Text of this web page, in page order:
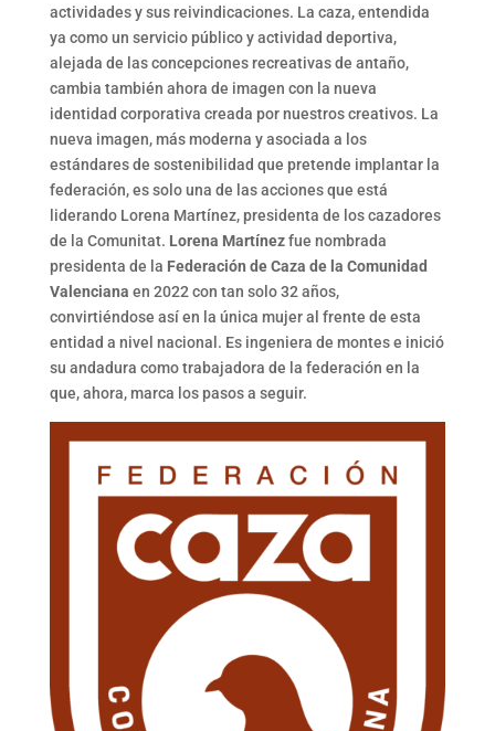
actividades y sus reivindicaciones. La caza, entendida
ya como un servicio público y actividad deportiva,
alejada de las concepciones recreativas de antaño,
cambia también ahora de imagen con la nueva
identidad corporativa creada por nuestros creativos. La
nueva imagen, más moderna y asociada a los
estándares de sostenibilidad que pretende implantar la
federación, es solo una de las acciones que está
liderando Lorena Martínez, presidenta de los cazadores
de la Comunitat. Lorena Martínezfue nombrada
presidenta de la Federación de Caza de la Comunidad
Valenciana en 2022 con tan solo 32 años,
convirtiéndose así en la única mujer al frente de esta
entidad a nivel nacional. Es ingeniera de montes e inició
su andadura como trabajadora de la federación en la
que, ahora, marca los pasos a seguir.